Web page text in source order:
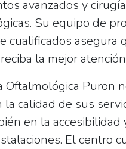
avanzados y
Su equipo de
cualificados asegura
la mejor
Oftalmológica Puron
la calidad de sus
en la accesibilidad
El centro